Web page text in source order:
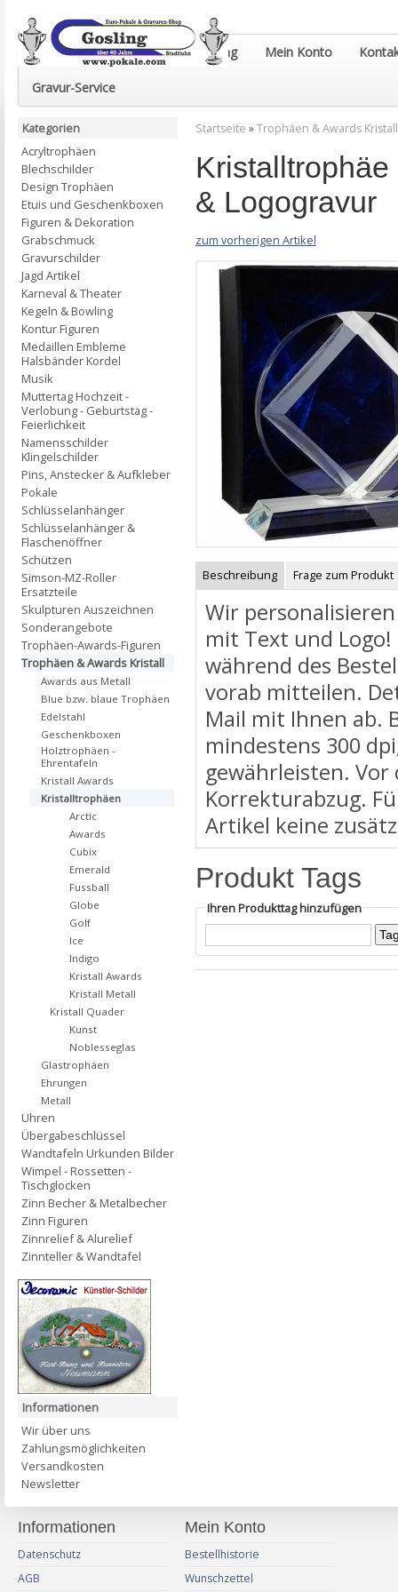
Euro-Pokale & Gravur-Shop Gosling Mein Konto
Gravur-Service
Startseite »Trophäen & Awards Kristall
& Logogravur
zum vorherigen Artikel
Beschreibung Frage zum Produkt
Wir
mit Text und
während des
vorab mitteilen.
Mail mit Ihnen ab.
mindestens 300
gewährleisten.
Korrekturabzug.
Artikel keine
Produkt Tags
Ihren Produkttag hinzufügen
Kategorien
Acryltrophäen
Blechschilder
Design Trophäen
Etuis und Geschenkboxen
Figuren & Dekoration
Grabschmuck
Gravurschilder
Jagd Artikel
Karneval & Theater
Kegeln & Bowling
Kontur Figuren
Medaillen Embleme
Halsbänder Kordel
Musik
Muttertag Hochzeit -
Verlobung - Geburtstag -
Feierlichkeit
Namensschilder
Klingelschilder
Pins, Anstecker & Aufkleber
Pokale
Schlüsselanhänger
Schlüsselanhänger &
Flaschenöffner
Schützen
Simson-MZ-Roller
Ersatzteile
Skulpturen Auszeichnen
Sonderangebote
Trophäen-Awards-Figuren
Trophäen & Awards Kristall
Awards aus Metall
Blue bzw. blaue Trophäen
Edelstahl
Geschenkboxen
Holztrophäen -
Ehrentafeln
Kristall Awards
Kristalltrophäen
Arctic
Awards
Cubix
Emerald
Fussball
Globe
Golf
Ice
Indigo
Kristall Awards
Kristall Metall
Kristall Quader
Kunst
Noblesseglas
Glastrophäen
Ehrungen
Metall
Uhren
Übergabeschlüssel
Wandtafeln Urkunden Bilder
Wimpel - Rossetten -
Tischglocken
Zinn Becher & Metalbecher
Zinn Figuren
Zinnrelief & Alurelief
Zinnteller & Wandtafel
Informationen
Wir über uns
Zahlungsmöglichkeiten
Versandkosten
Newsletter
Informationen
Datenschutz
AGB
Mein Konto
Bestellhistorie
Wunschzettel